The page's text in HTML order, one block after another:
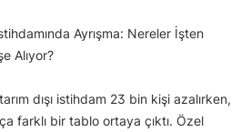
Ayrışma: Nereler İşten
Alıyor?
dışı istihdam 23 bin kişi azalırken,
farklı bir tablo ortaya çıktı. Özel